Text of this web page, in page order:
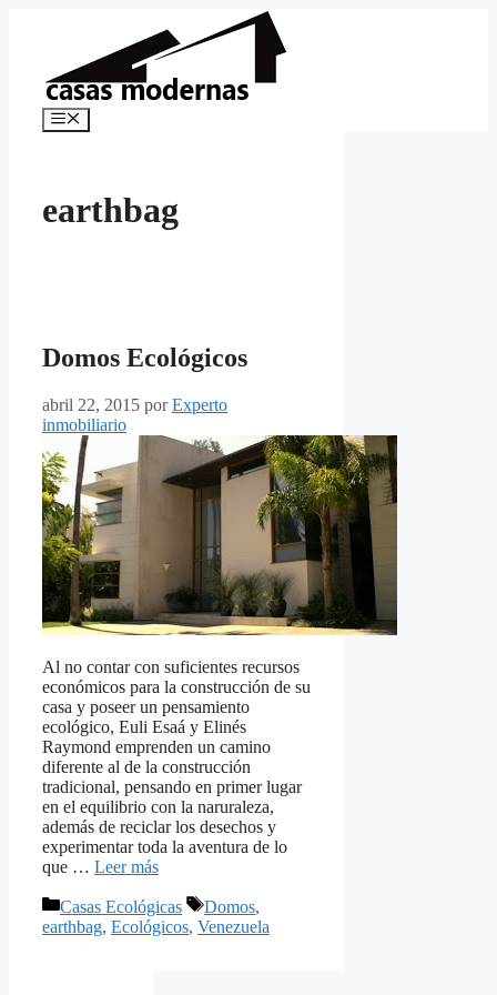
Menú
earthbag
Domos Ecológicos
abril 22, 2015 porExperto
inmobiliario
Al no contar con suficientes recursos
económicos para la construcción de su
casa y poseer un pensamiento
ecológico, Euli Esaá y Elinés
Raymond emprenden un camino
diferente al de la construcción
tradicional, pensando en primer lugar
en el equilibrio con la naruraleza,
además de reciclar los desechos y
experimentar toda la aventura de lo
que … Leer más
Categorías
Casas Ecológicas Etiquetas
Domos,
earthbag, Ecológicos, Venezuela